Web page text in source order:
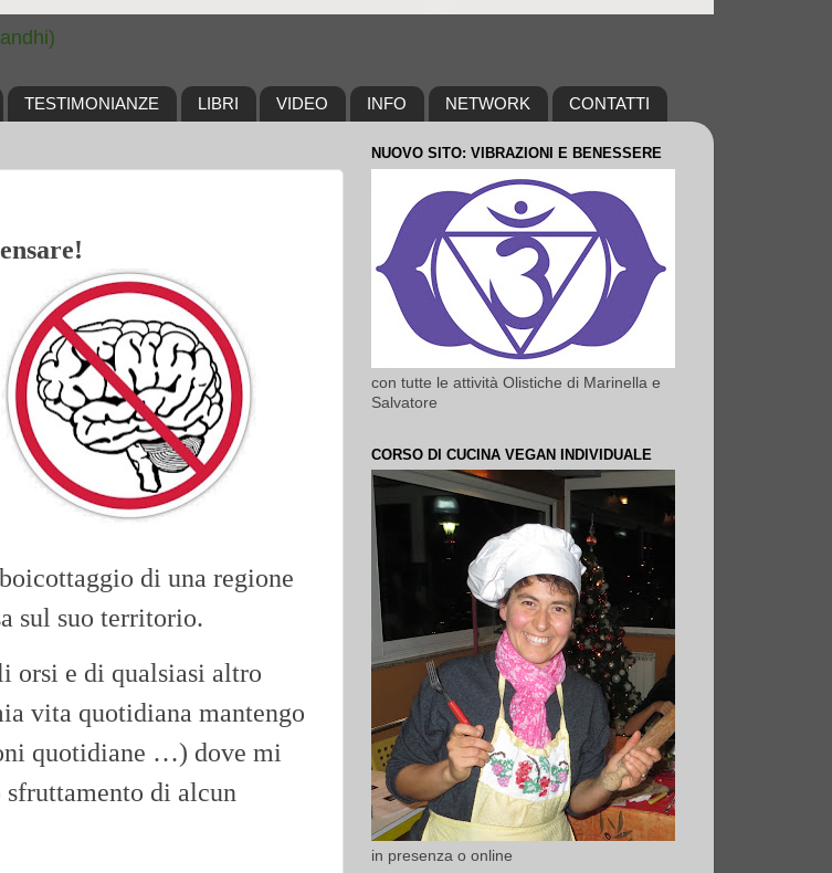
TESTIMONIANZE LIBRI VIDEO INFO NETWORK CONTATTI
di una regione
sul suo territorio.
orsi e di qualsiasi altro
vita quotidiana mantengo
quotidiane …) dove mi
di alcun
NUOVO SITO: VIBRAZIONI E BENESSERE
con tutte le attività Olistiche di Marinella e
Salvatore
CORSO DI CUCINA VEGAN INDIVIDUALE
in presenza o online